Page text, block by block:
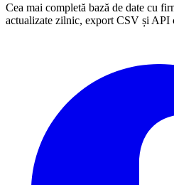
Cea mai completă bază de date cu
actualizate zilnic, export CSV și API